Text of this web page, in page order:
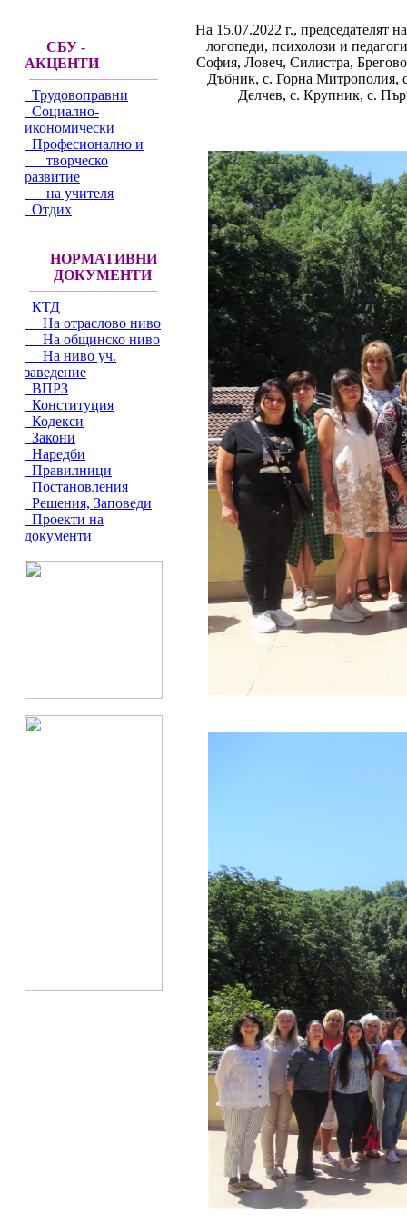
СБУ -
АКЦЕНТИ
Трудовоправни
Социално-
икономически
Професионално и
творческо
развитие
на учителя
Отдих
НОРМАТИВНИ
ДОКУМЕНТИ
КТД
На отраслово ниво
На общинско ниво
На ниво уч.
заведение
ВПРЗ
Конституция
Кодекси
Закони
Наредби
Правилници
Постановления
Решения, Заповеди
Проекти на
документи
На 15.07.2022 г., председателят
логопеди, психолози и
София, Ловеч, Силистра,
Дъбник, с. Горна Митрополия,
Делчев, с. Крупник, с.